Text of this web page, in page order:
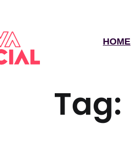
HOME
Tag: